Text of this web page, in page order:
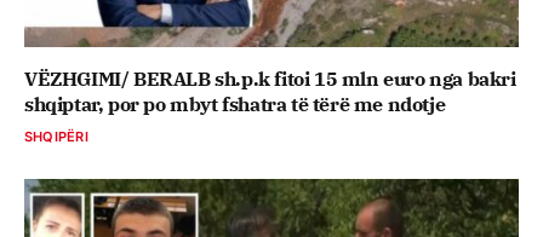
VËZHGIMI/ BERALB sh.p.k fitoi 15 mln euro nga bakri
shqiptar, por po mbyt fshatra të tërë me ndotje
SHQIPËRI